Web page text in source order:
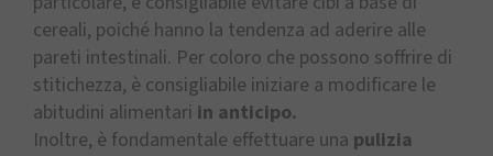
cereali, poiché hanno la tendenza ad aderire alle
pareti intestinali. Per coloro che possono soffrire di
stitichezza, è consigliabile iniziare a modificare le
abitudini alimentari in anticipo.
Inoltre, è fondamentale effettuare una pulizia